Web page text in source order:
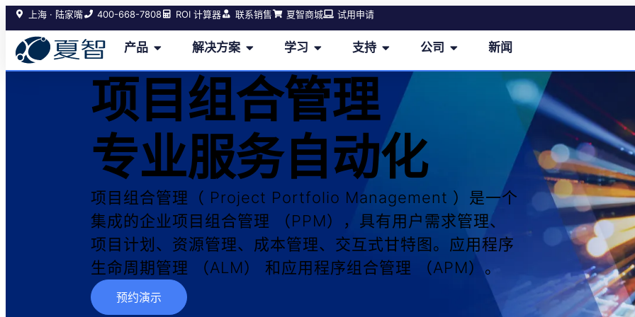
上海 · 陆家嘴 400-668-7808 ROI 计算器 联系销售 夏智商城 试用申请
产品 解决方案 学习 支持 公司 新闻
项目组合管理
专业服务自动化
项目组合管理（ Project Portfolio Management ）是一个
集成的企业项目组合管理 （PPM），具有用户需求管理、
项目计划、资源管理、成本管理、交互式甘特图。应用程序
生命周期管理 （ALM） 和应用程序组合管理 （APM）。
预约演示